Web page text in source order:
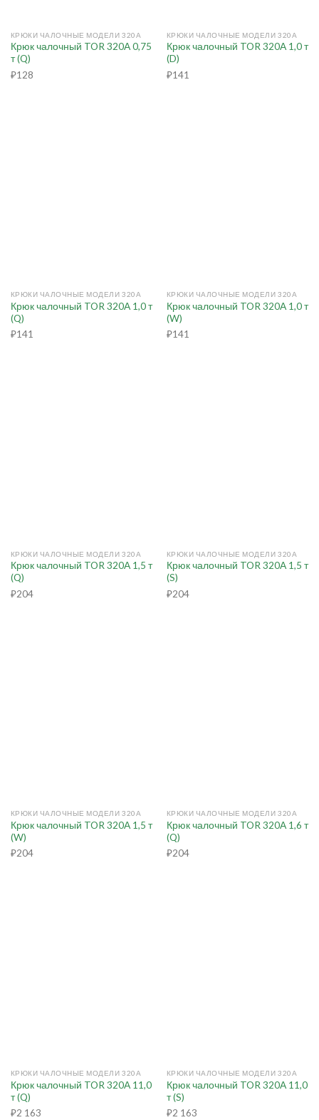
КРЮКИ ЧАЛОЧНЫЕ МОДЕЛИ 320А
Крюк чалочный TOR 320А 0,75
т (Q)
₽128
КРЮКИ ЧАЛОЧНЫЕ МОДЕЛИ 320А
Крюк чалочный TOR 320А 1,0 т
(D)
₽141
КРЮКИ ЧАЛОЧНЫЕ МОДЕЛИ 320А
Крюк чалочный TOR 320А 1,0 т
(Q)
₽141
КРЮКИ ЧАЛОЧНЫЕ МОДЕЛИ 320А
Крюк чалочный TOR 320А 1,0 т
(W)
₽141
КРЮКИ ЧАЛОЧНЫЕ МОДЕЛИ 320А
Крюк чалочный TOR 320А 1,5 т
(Q)
₽204
КРЮКИ ЧАЛОЧНЫЕ МОДЕЛИ 320А
Крюк чалочный TOR 320А 1,5 т
(S)
₽204
КРЮКИ ЧАЛОЧНЫЕ МОДЕЛИ 320А
Крюк чалочный TOR 320А 1,5 т
(W)
₽204
КРЮКИ ЧАЛОЧНЫЕ МОДЕЛИ 320А
Крюк чалочный TOR 320А 1,6 т
(Q)
₽204
КРЮКИ ЧАЛОЧНЫЕ МОДЕЛИ 320А
Крюк чалочный TOR 320А 11,0
т (Q)
₽2 163
КРЮКИ ЧАЛОЧНЫЕ МОДЕЛИ 320А
Крюк чалочный TOR 320А 11,0
т (S)
₽2 163